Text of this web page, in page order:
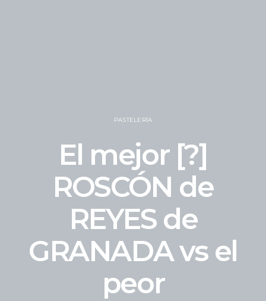
PASTELERÍA
El mejor [?]
ROSCÓN de
REYES de
GRANADA vs el
peor